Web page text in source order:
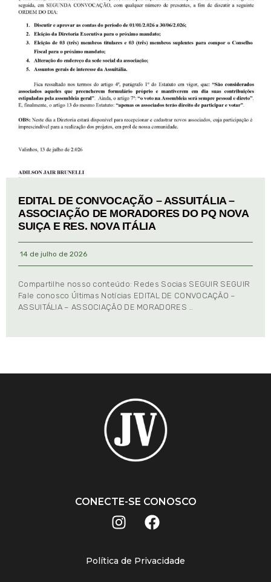
EDITAL DE CONVOCAÇÃO – ASSUITÁLIA –
ASSOCIAÇÃO DE MORADORES DO PQ NOVA
SUIÇA E RES. NOVA ITÁLIA
14 de julho de 2026
Compartilhe nosso conteúdo: Redes Socias SEGUIR SEGUIR
Fale conosco Últimas Notícias EDITAL DE CONVOCAÇÃO –
ASSUITÁLIA – ASSOCIAÇÃO DE MORADORES …
CONECTE-SE CONOSCO
Política de Privacidade